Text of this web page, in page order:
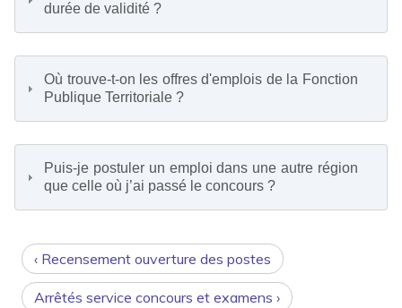
durée de validité ?
Où trouve-t-on les offres d'emplois de la Fonction
Publique Territoriale ?
Puis-je postuler un emploi dans une autre région
que celle où j’ai passé le concours ?
‹ Recensement ouverture des postes
Arrêtés service concours et examens ›